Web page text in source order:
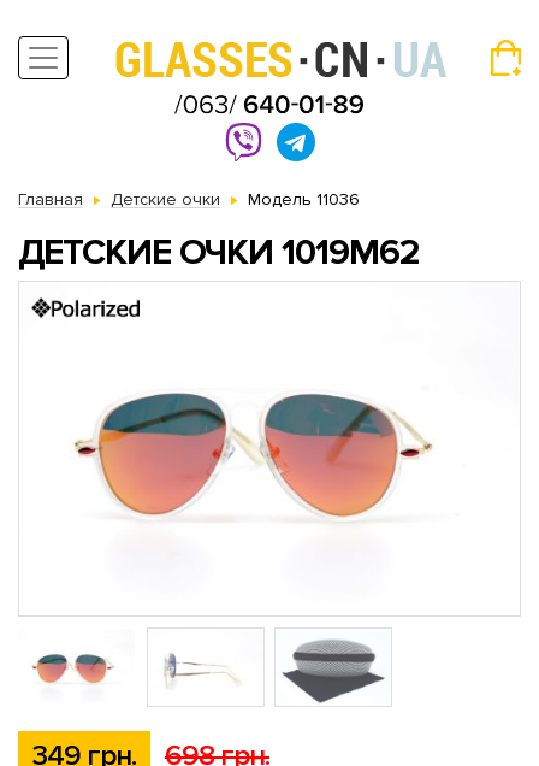
Главная Детские очки Модель 11036
ДЕТСКИЕ ОЧКИ 1019M62
349 грн. 698 грн.